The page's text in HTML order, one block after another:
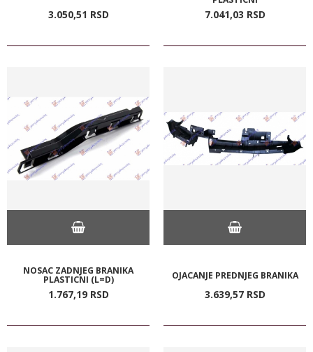
3.050,51 RSD 7.041,03 RSD
NOSAC ZADNJEG BRANIKA
PLASTICNI (L=D)
1.767,19 RSD
OJACANJE PREDNJEG BRANIKA
3.639,57 RSD